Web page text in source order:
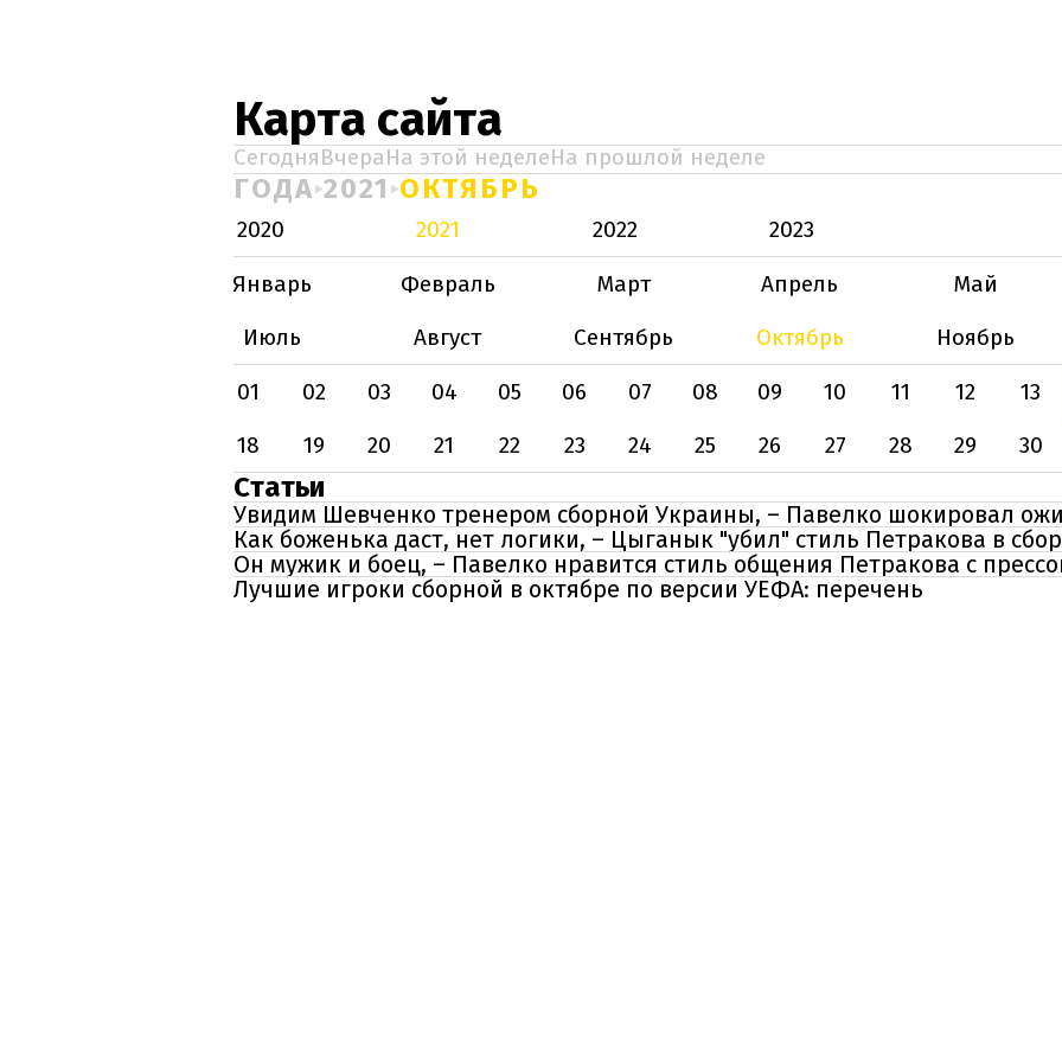
Карта сайта
СегодняВчераНа этой неделеНа прошлой неделе
ГОДА 2021 ОКТЯБРЬ
2020 2021 2022
2023
Январь
Февраль Март Апрель Май
Июль
Август Сентябрь Октябрь Ноябрь
01
02 03 04 05 06 07 08 09 10 11 12 13
18
19 20 21 22 23 24 25 26 27 28 29 30
Статьи
Увидим Шевченко тренером сборной Украины, – Павелко шокировал
Как боженька даст, нет логики, – Цыганык "убил" стиль Петракова в
Он мужик и боец, – Павелко нравится стиль общения Петракова с
Лучшие игроки сборной в октябре по версии УЕФА: перечень